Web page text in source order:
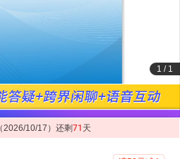
1 / 1
2026/10/17）还剩71 天